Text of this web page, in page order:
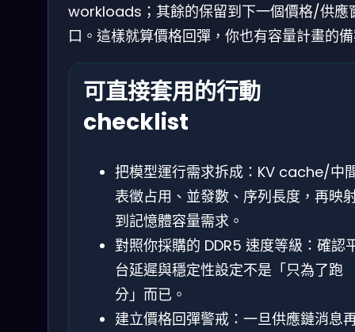
workloads；其餘的保留到下一個價格/供應
口。這樣就算價格回彈，你也有容量計畫的
可直接套用的行動
checklist
把模型運行需求拆成：KV cache/中
表徵占用、並發數、序列長度，再映
到記憶體容量需求。
對照你採購的 DDR5 速度等級：確認
台延遲與穩定性設定不是「只為了跑
分」而已。
建立價格回彈警戒：一旦供應鏈消息